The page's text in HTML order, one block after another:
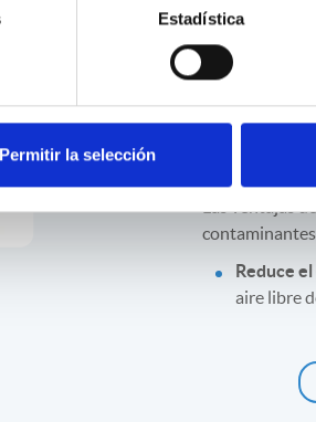
Estadística
Permitir la selección
Las ventajas
Reduce
aire libre
Optimiza